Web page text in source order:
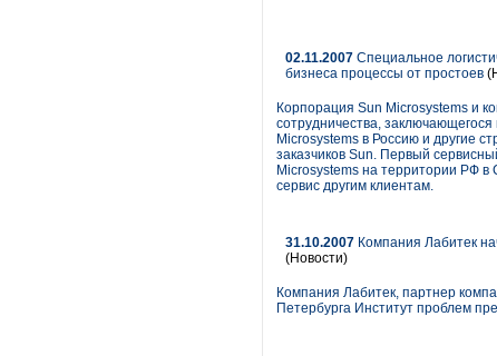
02.11.2007 Специальное
бизнеса процессы от простоев
Корпорация Sun Microsystems и
сотрудничества,
Microsystems в Россию и другие
заказчиков Sun. Первый
Microsystems на территории РФ в
сервис другим клиентам.
31.10.2007 Компания Лабитек
(Новости)
Компания Лабитек, партнер
Петербурга Институт проблем